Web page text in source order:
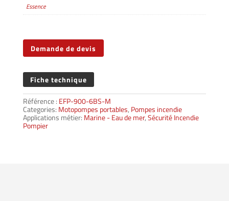
Essence
Demande de devis
Fiche technique
Référence : EFP-900-6BS-M
Categories: Motopompes portables, Pompes incendie
Applications métier: Marine - Eau de mer,Sécurité Incendie
Pompier